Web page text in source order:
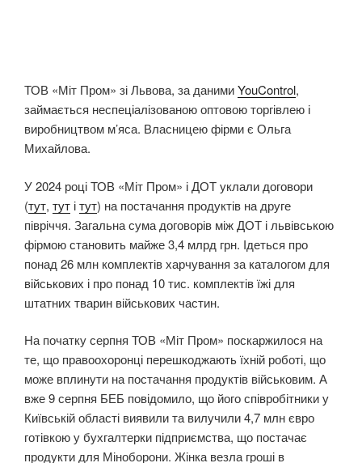
ТОВ «Міт Пром» зі Львова, за данимиYouControl,
займається неспеціалізованою оптовою торгівлею і
виробництвом м’яса. Власницею фірми є Ольга
Михайлова.
У 2024 році ТОВ «Міт Пром» і ДОТ уклали договори
(тут, тут ітут) на постачання продуктів на друге
півріччя. Загальна сума договорів між ДОТ і львівською
фірмою становить майже 3,4 млрд грн. Ідеться про
понад 26 млн комплектів харчування за каталогом для
військових і про понад 10 тис. комплектів їжі для
штатних тварин військових частин.
На початку серпня ТОВ «Міт Пром» поскаржилося на
те, що правоохоронці перешкоджають їхній роботі, що
може вплинути на постачання продуктів військовим. А
вже 9 серпня БЕБ повідомило, що його співробітники у
Київській області виявили та вилучили 4,7 млн євро
готівкою у бухгалтерки підприємства, що постачає
продукти для Міноборони. Жінка везла гроші в